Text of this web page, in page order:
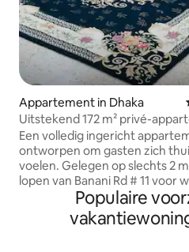
Appartement in Dhaka
Uitstekend 172 m² privé-
@Banani
Een volledig ingericht
ontworpen om gasten zich
voelen. Gelegen op slechts 2
lopen van Banani Rd # 11 voor
eetgelegenheden. Ook 5
Banani Super Market, moskee,
restaurants, supermarkt, enz.
Populaire